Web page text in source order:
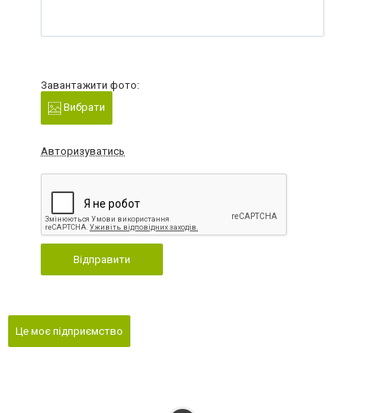
Завантажити фото:
Вибрати
Авторизуватись
Відправити
Це моє підприємство